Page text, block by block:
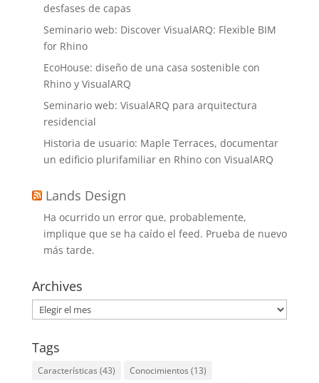
desfases de capas
Seminario web: Discover VisualARQ: Flexible BIM
for Rhino
EcoHouse: diseño de una casa sostenible con
Rhino y VisualARQ
Seminario web: VisualARQ para arquitectura
residencial
Historia de usuario: Maple Terraces, documentar
un edificio plurifamiliar en Rhino con VisualARQ
Lands Design
Ha ocurrido un error que, probablemente,
implique que se ha caído el feed. Prueba de nuevo
más tarde.
Archives
Archives
Tags
Características (43) Conocimientos (13)